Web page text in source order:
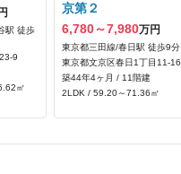
駅 徒歩
9
㎡
京第２
6,780～7,980万円
東京都三田線/春日駅 徒歩9分
東京都文京区春日1丁目11-16
築44年4ヶ月 / 11階建
2LDK / 59.20～71.36㎡